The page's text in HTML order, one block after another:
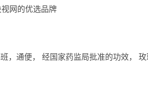
网的优选品牌
，通便， 经国家药监局批准的功效，